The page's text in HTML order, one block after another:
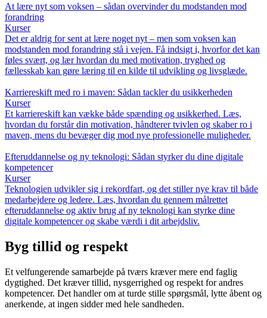
At lære nyt som voksen – sådan overvinder du modstanden mod
forandring
Kurser
Det er aldrig for sent at lære noget nyt – men som voksen kan
modstanden mod forandring stå i vejen. Få indsigt i, hvorfor det kan
føles svært, og lær hvordan du med motivation, tryghed og
fællesskab kan gøre læring til en kilde til udvikling og livsglæde.
Karriereskift med ro i maven: Sådan tackler du usikkerheden
Kurser
Et karriereskift kan vække både spænding og usikkerhed. Læs,
hvordan du forstår din motivation, håndterer tvivlen og skaber ro i
maven, mens du bevæger dig mod nye professionelle muligheder.
Efteruddannelse og ny teknologi: Sådan styrker du dine digitale
kompetencer
Kurser
Teknologien udvikler sig i rekordfart, og det stiller nye krav til både
medarbejdere og ledere. Læs, hvordan du gennem målrettet
efteruddannelse og aktiv brug af ny teknologi kan styrke dine
digitale kompetencer og skabe værdi i dit arbejdsliv.
Byg tillid og respekt
Et velfungerende samarbejde på tværs kræver mere end faglig
dygtighed. Det kræver tillid, nysgerrighed og respekt for andres
kompetencer. Det handler om at turde stille spørgsmål, lytte åbent og
anerkende, at ingen sidder med hele sandheden.